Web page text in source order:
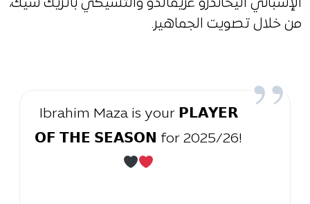
من خلال تصويت الجماهير.
Ibrahim Maza is your 𝗣𝗟𝗔𝗬𝗘𝗥
𝗢𝗙 𝗧𝗛𝗘 𝗦𝗘𝗔𝗦𝗢𝗡 for 2025/26!